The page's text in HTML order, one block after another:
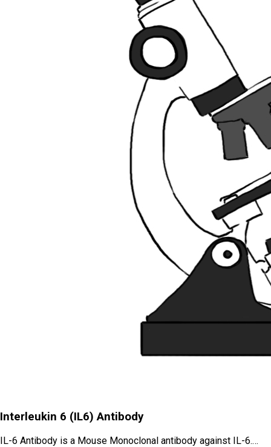
Interleukin 6 (IL6) Antibody
IL-6 Antibody is a Mouse Monoclonal antibody against IL-6.…